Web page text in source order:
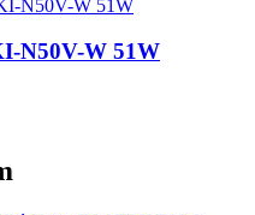
N50V-W 51W